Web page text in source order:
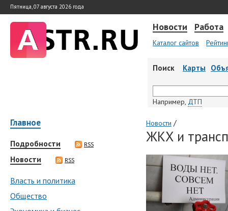
Пятница, 07 августа 2026 года
Новости Работа
Каталог сайтов
Поиск Карты
Например, ДТП
Главное
Подробности RSS
Новости RSS
Власть и политика
Общество
Новости /
ЖКХ и